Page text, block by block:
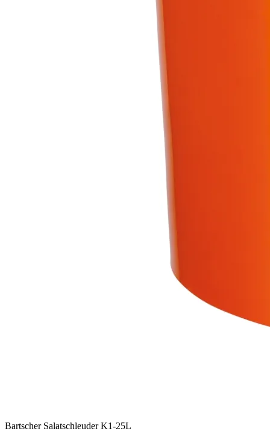
Bartscher Salatschleuder K1-25L